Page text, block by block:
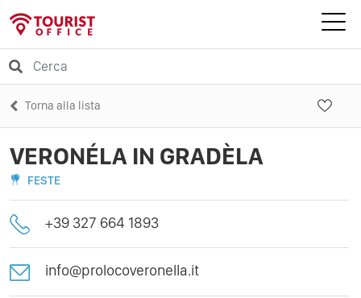
Torna alla lista
VERONÉLA IN GRADÈLA
FESTE
+39 327 664 1893
info@prolocoveronella.it